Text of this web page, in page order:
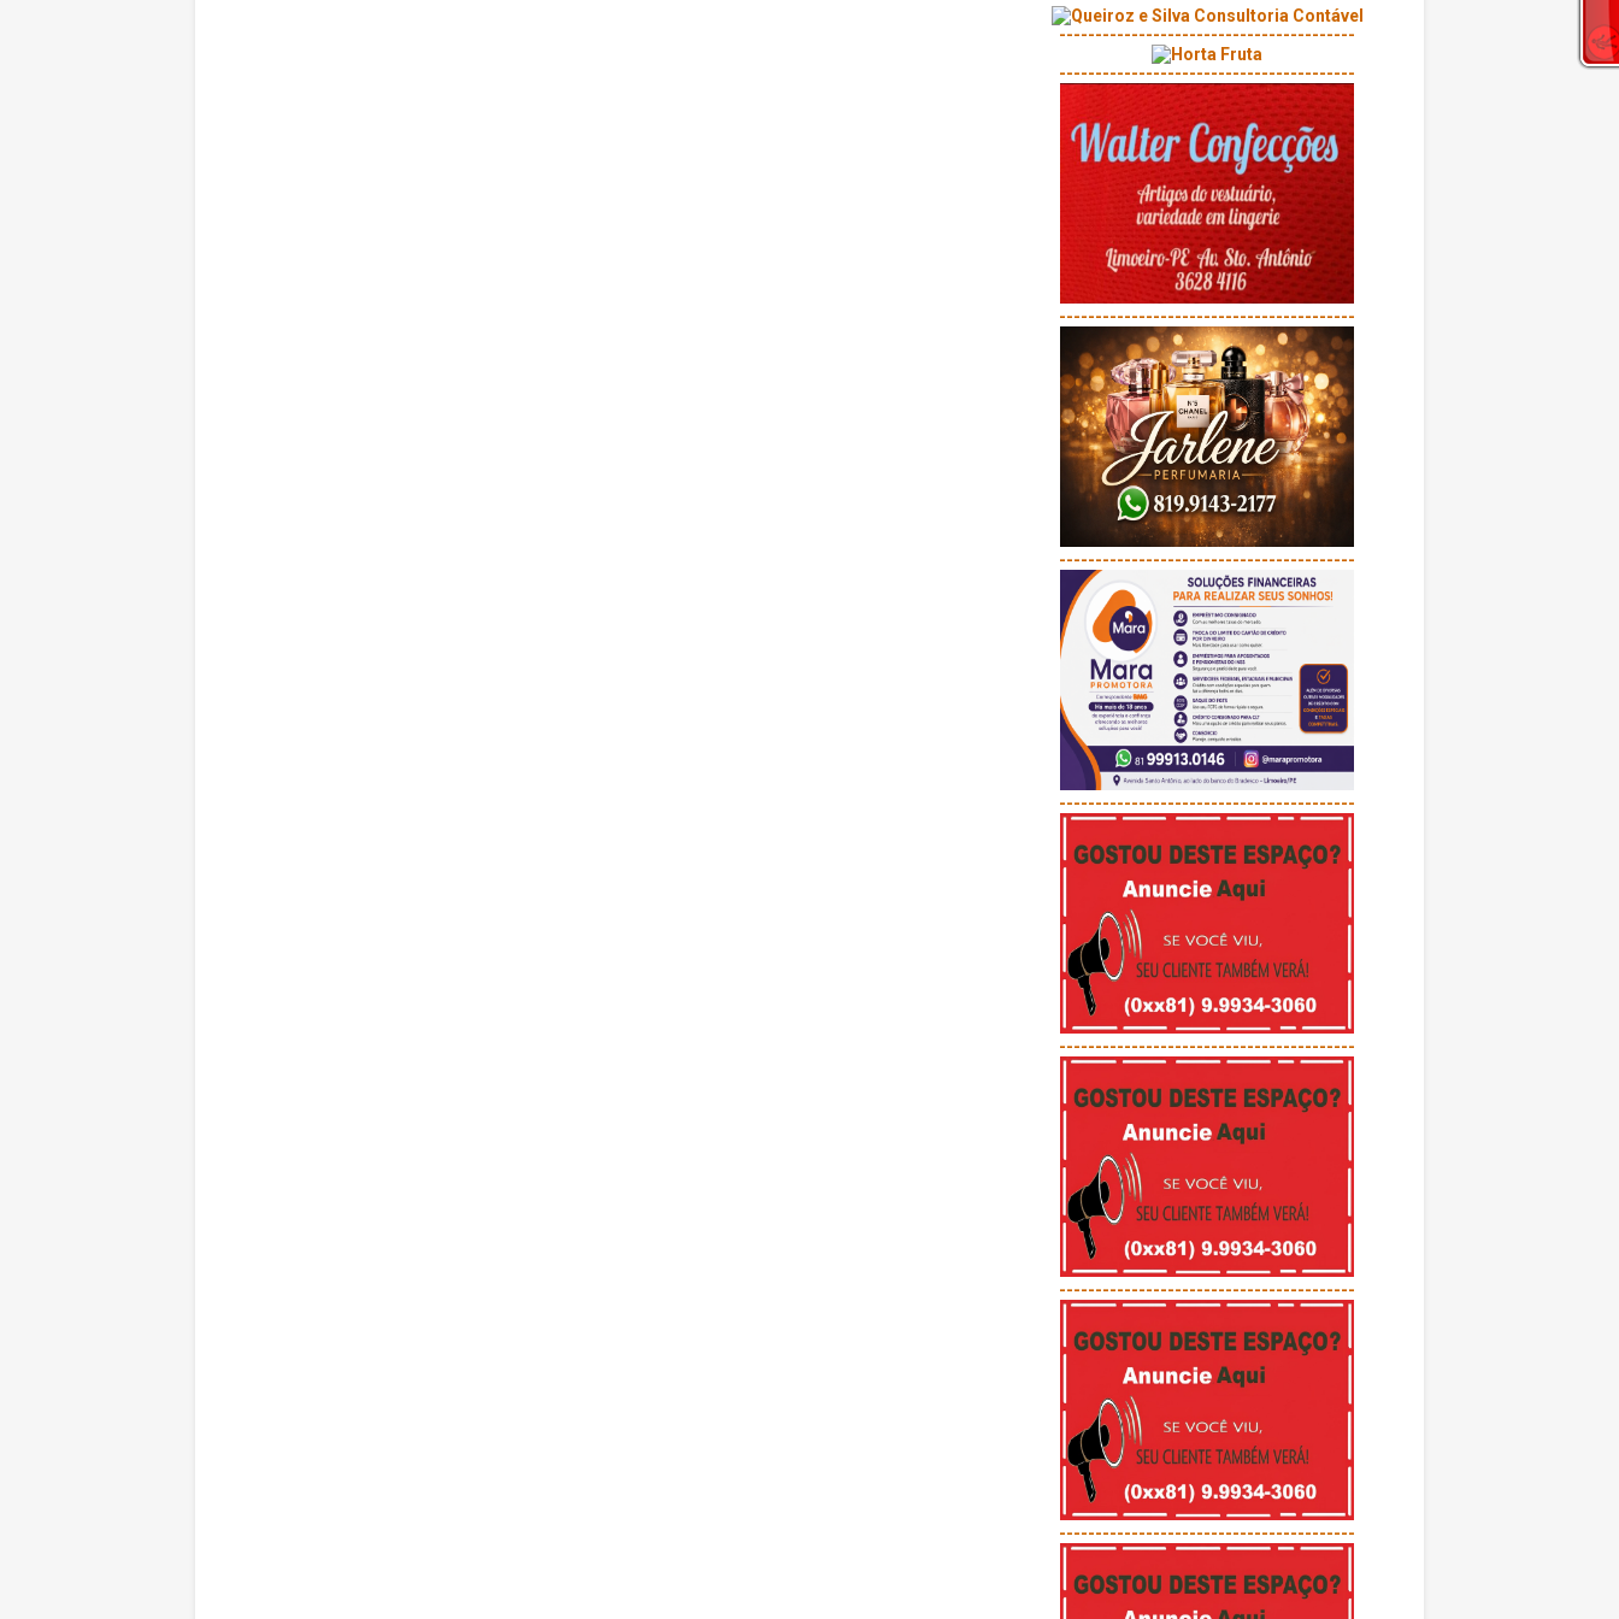
-----------------------------------------
-----------------------------------------
-----------------------------------------
-----------------------------------------
-----------------------------------------
-----------------------------------------
-----------------------------------------
-----------------------------------------